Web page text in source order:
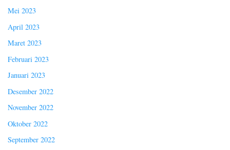
Mei 2023
April 2023
Maret 2023
Februari 2023
Januari 2023
Desember 2022
November 2022
Oktober 2022
September 2022